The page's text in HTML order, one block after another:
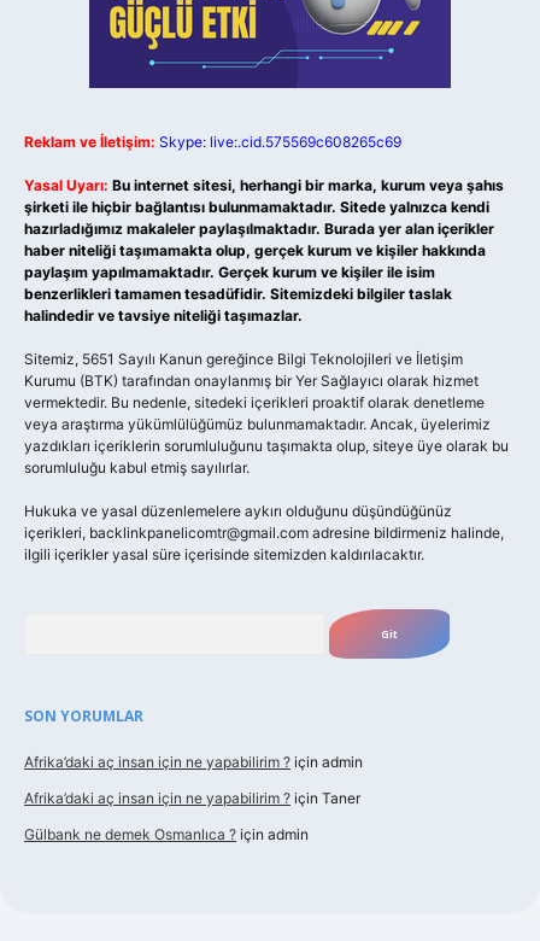
Reklam ve İletişim: Skype: live:.cid.575569c608265c69
Yasal Uyarı: Bu internet sitesi, herhangi bir marka, kurum veya şahıs
şirketi ile hiçbir bağlantısı bulunmamaktadır. Sitede yalnızca kendi
hazırladığımız makaleler paylaşılmaktadır. Burada yer alan içerikler
haber niteliği taşımamakta olup, gerçek kurum ve kişiler hakkında
paylaşım yapılmamaktadır. Gerçek kurum ve kişiler ile isim
benzerlikleri tamamen tesadüfidir. Sitemizdeki bilgiler taslak
halindedir ve tavsiye niteliği taşımazlar.
Sitemiz, 5651 Sayılı Kanun gereğince Bilgi Teknolojileri ve İletişim
Kurumu (BTK) tarafından onaylanmış bir Yer Sağlayıcı olarak hizmet
vermektedir. Bu nedenle, sitedeki içerikleri proaktif olarak denetleme
veya araştırma yükümlülüğümüz bulunmamaktadır. Ancak, üyelerimiz
yazdıkları içeriklerin sorumluluğunu taşımakta olup, siteye üye olarak bu
sorumluluğu kabul etmiş sayılırlar.
Hukuka ve yasal düzenlemelere aykırı olduğunu düşündüğünüz
içerikleri, backlinkpanelicomtr@gmail.com adresine bildirmeniz halinde,
ilgili içerikler yasal süre içerisinde sitemizden kaldırılacaktır.
SON YORUMLAR
Afrika’daki aç insan için ne yapabilirim ? için admin
Afrika’daki aç insan için ne yapabilirim ? için Taner
Gülbank ne demek Osmanlıca ? için admin